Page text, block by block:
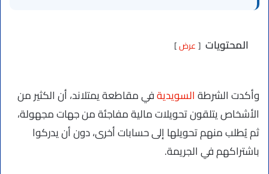
المحتويات عرض
وأكدت الشرطةالسويديةفي مقاطعة يمتلاند، أن الكثير من
الأشخاص يتلقون تحويلات مالية مفاجئة من جهات مجهولة،
ثم يُطلب منهم تحويلها إلى حسابات أخرى، دون أن يدركوا
باشتراكهم في الجريمة.